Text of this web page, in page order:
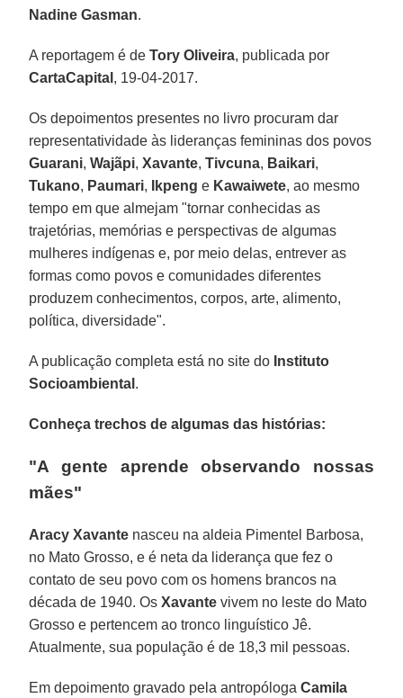
Nadine Gasman.
A reportagem é deTory Oliveira, publicada por
CartaCapital , 19-04-2017.
Os depoimentos presentes no livro procuram dar
representatividade às lideranças femininas dos povos
Guarani,Wajãpi,Xavante,Tivcuna, Baikari,
Tukano, Paumari, Ikpeng e Kawaiwete, ao mesmo
tempo em que almejam "tornar conhecidas as
trajetórias, memórias e perspectivas de algumas
mulheres indígenas e, por meio delas, entrever as
formas como povos e comunidades diferentes
produzem conhecimentos, corpos, arte, alimento,
política, diversidade".
A publicação completa está no site do Instituto
Socioambiental .
Conheça trechos de algumas das histórias:
"A gente aprende observando nossas
mães"
Aracy Xavante nasceu na aldeia Pimentel Barbosa,
no Mato Grosso, e é neta da liderança que fez o
contato de seu povo com os homens brancos na
década de 1940. OsXavante vivem no leste do Mato
Grosso e pertencem ao tronco linguístico Jê.
Atualmente, sua população é de 18,3 mil pessoas.
Em depoimento gravado pela antropólogaCamila